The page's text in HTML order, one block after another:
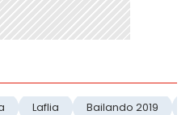
Laflia Bailando 2019